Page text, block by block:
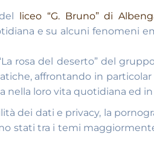
liceo “G. Bruno” di
e su alcuni fenomeni
rosa del deserto” del
affrontando in
nella loro vita quotidiana ed
dei dati e privacy, la
stati tra i temi